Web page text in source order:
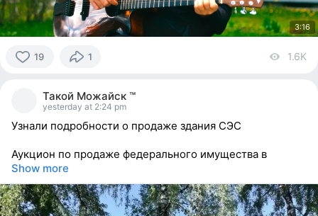
3:16
19 1 1.6K
Такой Можайск ™
yesterday at 2:24 pm
Узнали подробности о продаже здания СЭС
Аукцион по продаже федерального имущества в
Show more